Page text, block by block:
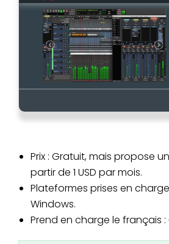
Prix : Gratuit, mais propose
partir de 1 USD par mois.
Plateformes prises en
Windows.
Prend en charge le français :